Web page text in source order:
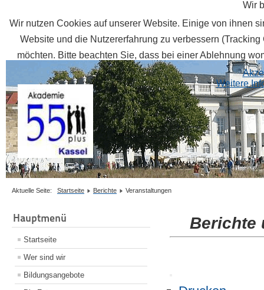
Aktuelle Seite: Startseite Berichte Veranstaltungen
Hauptmenü
Startseite
Wer sind wir
Bildungsangebote
Berichte
Wir
Wir nutzen Cookies auf unserer Website. Einige von ihnen
Website und die Nutzererfahrung zu verbessern
möchten. Bitte beachten Sie, dass bei einer Ablehnung
Weitere